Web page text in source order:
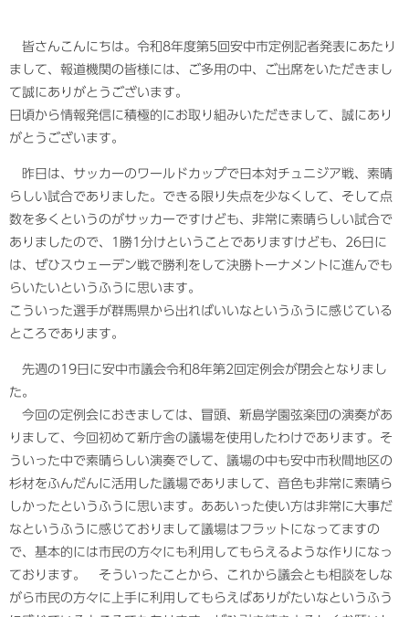
皆さんこんにちは。令和8年度第5回安中市定例記者発表にあたり
まして、報道機関の皆様には、ご多用の中、ご出席をいただきまし
て誠にありがとうございます。
日頃から情報発信に積極的にお取り組みいただきまして、誠にあり
がとうございます。
昨日は、サッカーのワールドカップで日本対チュニジア戦、素晴
らしい試合でありました。できる限り失点を少なくして、そして点
数を多くというのがサッカーですけども、非常に素晴らしい試合で
ありましたので、1勝1分けということでありますけども、26日に
は、ぜひスウェーデン戦で勝利をして決勝トーナメントに進んでも
らいたいというふうに思います。
こういった選手が群馬県から出ればいいなというふうに感じている
ところであります。
先週の19日に安中市議会令和8年第2回定例会が閉会となりまし
た。
今回の定例会におきましては、冒頭、新島学園弦楽団の演奏があ
りまして、今回初めて新庁舎の議場を使用したわけであります。そ
ういった中で素晴らしい演奏でして、議場の中も安中市秋間地区の
杉材をふんだんに活用した議場でありまして、音色も非常に素晴ら
しかったというふうに思います。ああいった使い方は非常に大事だ
なというふうに感じておりまして議場はフラットになってますの
で、基本的には市民の方々にも利用してもらえるような作りになっ
ております。 そういったことから、これから議会とも相談をしな
がら市民の方々に上手に利用してもらえばありがたいなというふう